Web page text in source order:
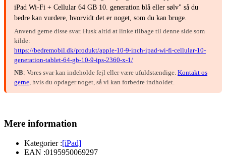
iPad Wi-Fi + Cellular 64 GB 10. generation blå eller sølv" så du
bedre kan vurdere, hvorvidt det er noget, som du kan bruge.
Anvend gerne disse svar. Husk altid at linke tilbage til denne side som
kilde:
https://bedremobil.dk/produkt/apple-10-9-inch-ipad-wi-fi-cellular-10-
generation-tablet-64-gb-10-9-ips-2360-x-1/
NB: Vores svar kan indeholde fejl eller være ufuldstændige. Kontakt os
gerne, hvis du opdager noget, så vi kan forbedre indholdet.
Mere information
Kategorier :[iPad]
EAN :0195950069297